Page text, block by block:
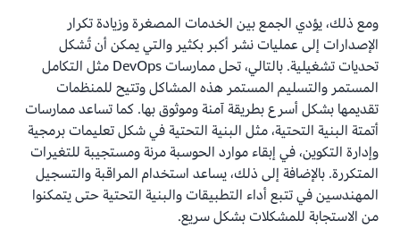
ومع ذلك، يؤدي الجمع بين الخدمات المصغرة وزيادة تكرار
الإصدارات إلى عمليات نشر أكبر بكثير والتي يمكن أن تُشكل
تحديات تشغيلية. بالتالي، تحل ممارسات DevOps مثل التكامل
المستمر والتسليم المستمر هذه المشاكل وتتيح للمنظمات
تقديمها بشكل أسرع بطريقة آمنة وموثوق بها. كما تساعد ممارسات
أتمتة البنية التحتية، مثل البنية التحتية في شكل تعليمات برمجية
وإدارة التكوين، في إبقاء موارد الحوسبة مرنة ومستجيبة للتغيرات
المتكررة. بالإضافة إلى ذلك، يساعد استخدام المراقبة والتسجيل
المهندسين في تتبع أداء التطبيقات والبنية التحتية حتى يتمكنوا
من الاستجابة للمشكلات بشكل سريع.